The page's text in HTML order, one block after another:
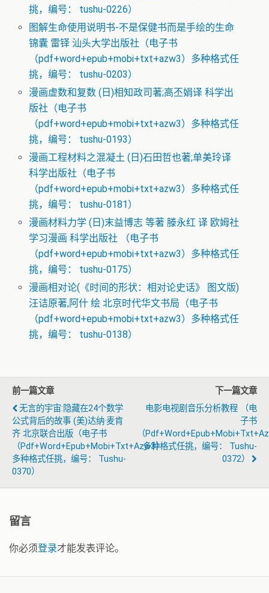
挑，编号： tushu-0226）
图解生命使用说明书-不是保健书而是手绘的生命
锦囊 雷铎 汕头大学出版社（电子书
（pdf+word+epub+mobi+txt+azw3）多种格式任
挑，编号： tushu-0203）
漫画虚数和复数 (日)相知政司著;高丕娟译 科学出
版社（电子书
（pdf+word+epub+mobi+txt+azw3）多种格式任
挑，编号： tushu-0193）
漫画工程材料之混凝土 (日)石田哲也著;单美玲译
科学出版社（电子书
（pdf+word+epub+mobi+txt+azw3）多种格式任
挑，编号： tushu-0181）
漫画材料力学 (日)末益博志 等著 滕永红 译 欧姆社
学习漫画 科学出版社 （电子书
（pdf+word+epub+mobi+txt+azw3）多种格式任
挑，编号： tushu-0175）
漫画相对论(《时间的形状：相对论史话》 图文版)
汪诘原著,阿什 绘 北京时代华文书局（电子书
（pdf+word+epub+mobi+txt+azw3）多种格式任
挑，编号： tushu-0138）
前一篇文章
无言的宇宙:隐藏在24个数学
公式背后的故事 (美)达纳·麦肯
齐 北京联合出版（电子书
（pdf+word+epub+mobi+txt+azw3）
多种格式任挑，编号： Tushu-
0370）
下一篇文章
电影电视剧音乐分析教程 （电
子书
（
多种格式任挑，编号： Tushu-
0372）
留言
你必须登录才能发表评论。